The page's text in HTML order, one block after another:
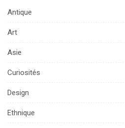
Antique
Art
Asie
Curiosités
Design
Ethnique